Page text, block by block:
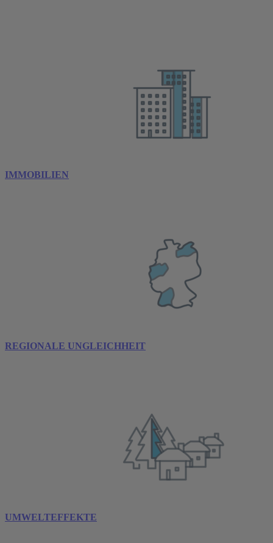
IMMOBILIEN
REGIONALE UNGLEICHHEIT
UMWELTEFFEKTE